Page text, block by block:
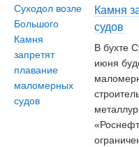
Камня
судов
В бухте
июня